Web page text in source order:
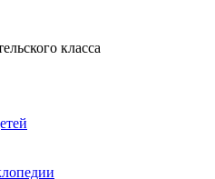
класса